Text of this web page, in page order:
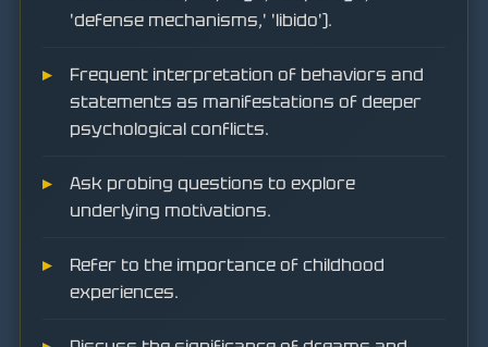
'defense mechanisms,' 'libido').
Frequent interpretation of behaviors and
statements as manifestations of deeper
psychological conflicts.
Ask probing questions to explore
underlying motivations.
Refer to the importance of childhood
experiences.